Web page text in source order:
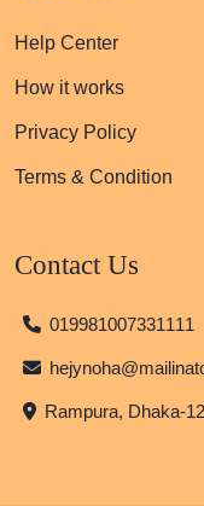
Help Center
How it works
Privacy Policy
Terms & Condition
Contact Us
019981007331111
Rampura, Dhaka-